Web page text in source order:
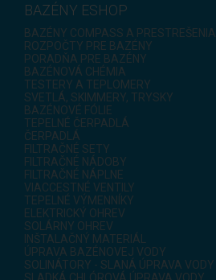
BAZÉNY ESHOP
BAZÉNY COMPASS A PRESTREŠENIA
ROZPOČTY PRE BAZÉNY
PORADŇA PRE BAZÉNY
BAZÉNOVÁ CHÉMIA
TESTERY A TEPLOMERY
SVETLÁ, SKIMMERY, TRYSKY
BAZÉNOVÉ FÓLIE
TEPELNÉ ČERPADLÁ
ČERPADLÁ
FILTRAČNÉ SETY
FILTRAČNÉ NÁDOBY
FILTRAČNÉ NÁPLNE
VIACCESTNÉ VENTILY
TEPELNÉ VÝMENNÍKY
ELEKTRICKÝ OHREV
SOLÁRNY OHREV
INŠTALAČNÝ MATERIÁL
ÚPRAVA BAZÉNOVEJ VODY
SOLINÁTORY - SLANÁ ÚPRAVA VODY
SLADKÁ CHLÓROVÁ ÚPRAVA VODY